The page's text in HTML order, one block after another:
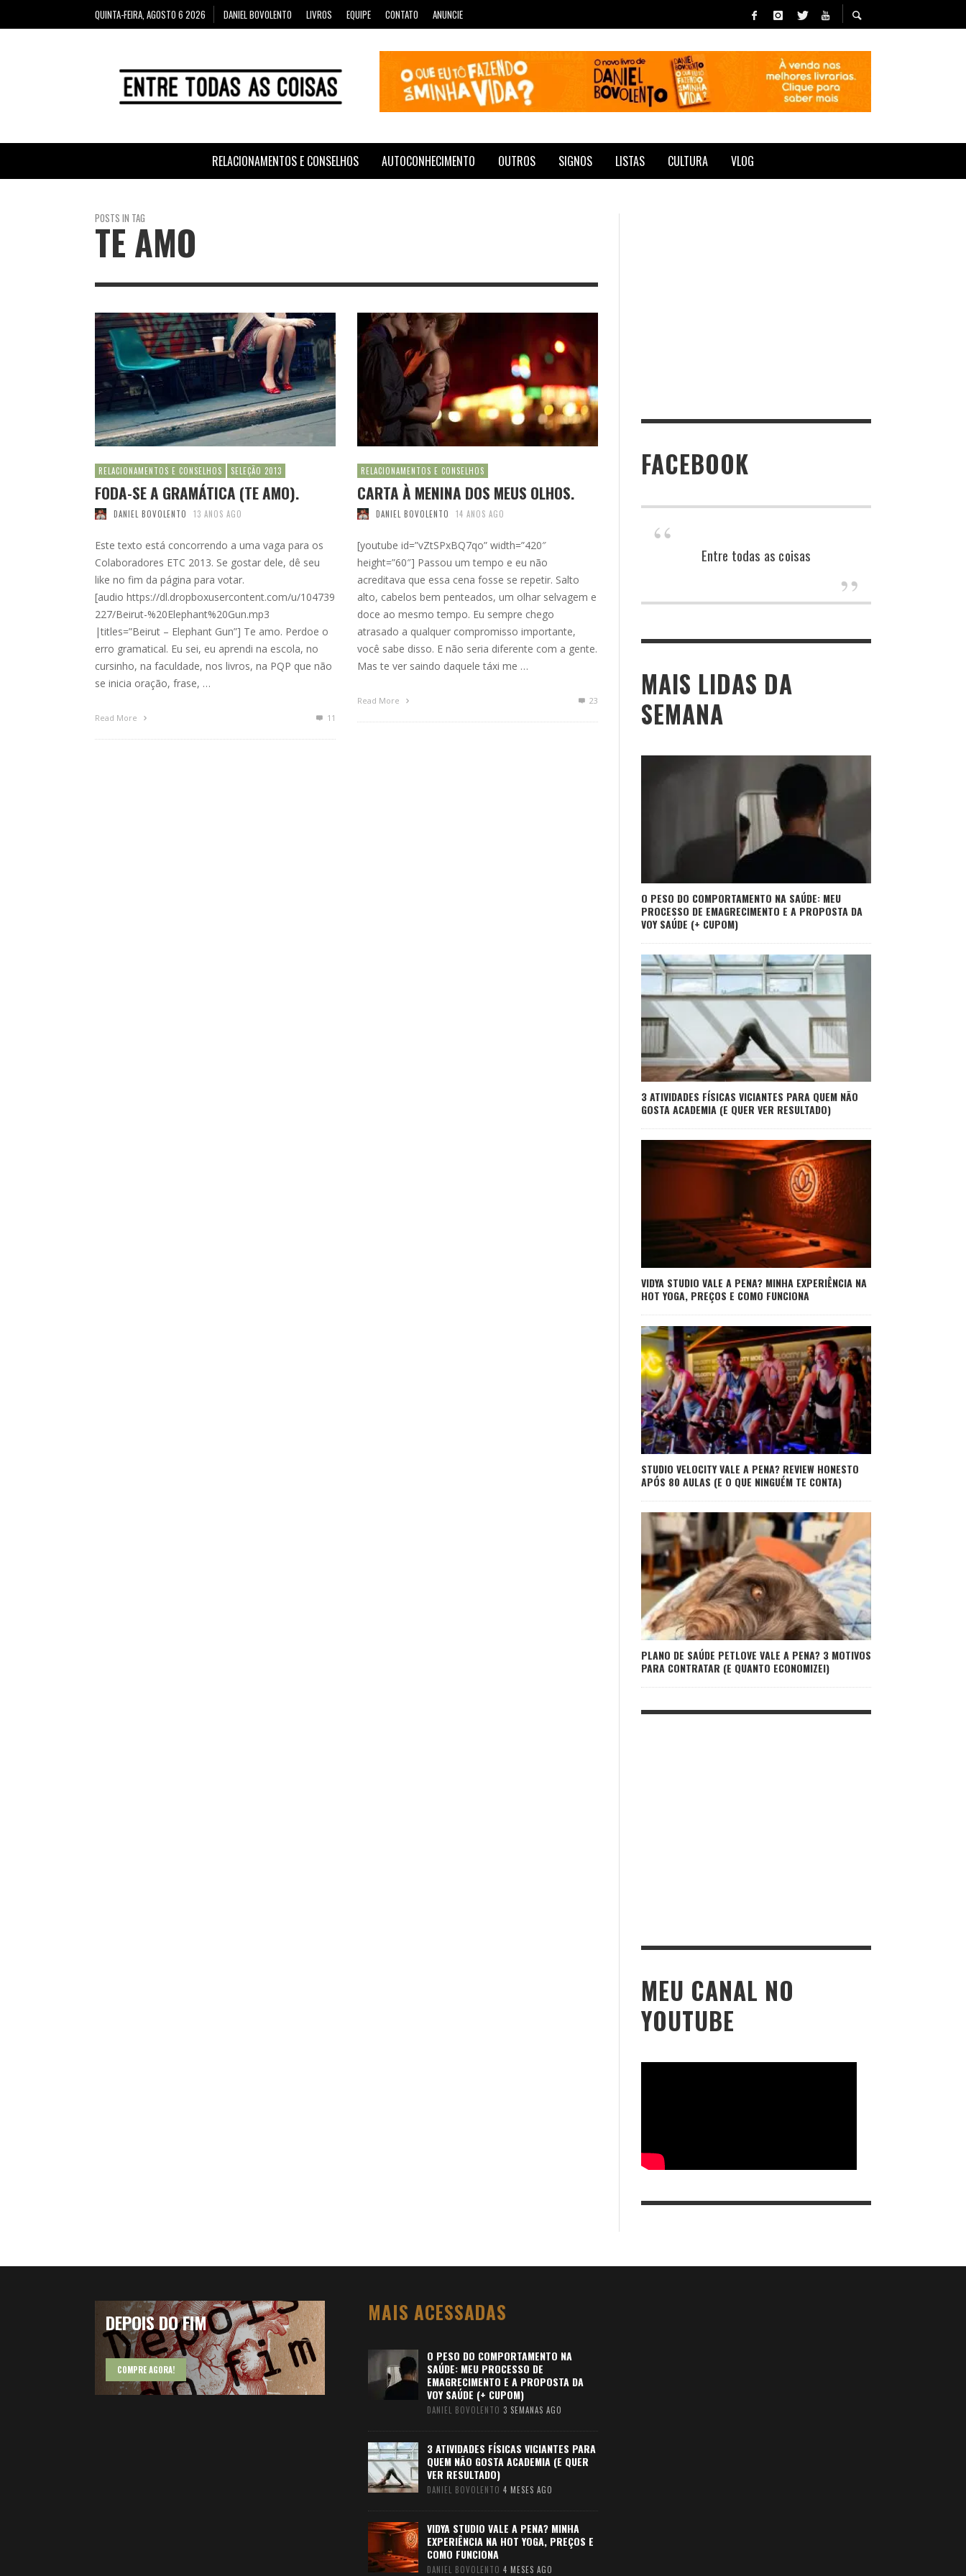
QUINTA-FEIRA, AGOSTO 6 2026 DANIEL BOVOLENTO LIVROS EQUIPE CONTATO ANUNCIE
RELACIONAMENTOS E CONSELHOS AUTOCONHECIMENTO OUTROS SIGNOS LISTAS CULTURA VLOG
POSTS IN TAG
TE AMO
RELACIONAMENTOS E CONSELHOS SELEÇÃO 2013
FODA-SE A GRAMÁTICA (TE AMO).
DANIEL BOVOLENTO 13 ANOS AGO
Este texto está concorrendo a uma vaga para os
Colaboradores ETC 2013. Se gostar dele, dê seu
like no fim da página para votar.
[audio https://dl.dropboxusercontent.com/u/104739
227/Beirut-%20Elephant%20Gun.mp3
|titles=”Beirut – Elephant Gun”] Te amo. Perdoe o
erro gramatical. Eu sei, eu aprendi na escola, no
cursinho, na faculdade, nos livros, na PQP que não
se inicia oração, frase, …
Read More 11
RELACIONAMENTOS E CONSELHOS
CARTA À MENINA DOS MEUS OLHOS.
DANIEL BOVOLENTO 14 ANOS AGO
[youtube id=”vZtSPxBQ7qo” width=”420″
height=”60″] Passou um tempo e eu não
acreditava que essa cena fosse se repetir. Salto
alto, cabelos bem penteados, um olhar selvagem e
doce ao mesmo tempo. Eu sempre chego
atrasado a qualquer compromisso importante,
você sabe disso. E não seria diferente com a gente.
Mas te ver saindo daquele táxi me …
Read More 23
FACEBOOK
Entre todas as coisas
MAIS LIDAS DA
SEMANA
O PESO DO COMPORTAMENTO NA SAÚDE: MEU
PROCESSO DE EMAGRECIMENTO E A PROPOSTA DA
VOY SAÚDE (+ CUPOM)
3 ATIVIDADES FÍSICAS VICIANTES PARA QUEM NÃO
GOSTA ACADEMIA (E QUER VER RESULTADO)
VIDYA STUDIO VALE A PENA? MINHA EXPERIÊNCIA NA
HOT YOGA, PREÇOS E COMO FUNCIONA
STUDIO VELOCITY VALE A PENA? REVIEW HONESTO
APÓS 80 AULAS (E O QUE NINGUÉM TE CONTA)
PLANO DE SAÚDE PETLOVE VALE A PENA? 3 MOTIVOS
PARA CONTRATAR (E QUANTO ECONOMIZEI)
MEU CANAL NO
YOUTUBE
DEPOIS DO FIM
COMPRE AGORA!
MAIS ACESSADAS
O PESO DO COMPORTAMENTO NA
SAÚDE: MEU PROCESSO DE
EMAGRECIMENTO E A PROPOSTA DA
VOY SAÚDE (+ CUPOM)
DANIEL BOVOLENTO 3 SEMANAS AGO
3 ATIVIDADES FÍSICAS VICIANTES PARA
QUEM NÃO GOSTA ACADEMIA (E QUER
VER RESULTADO)
DANIEL BOVOLENTO 4 MESES AGO
VIDYA STUDIO VALE A PENA? MINHA
EXPERIÊNCIA NA HOT YOGA, PREÇOS E
COMO FUNCIONA
DANIEL BOVOLENTO 4 MESES AGO